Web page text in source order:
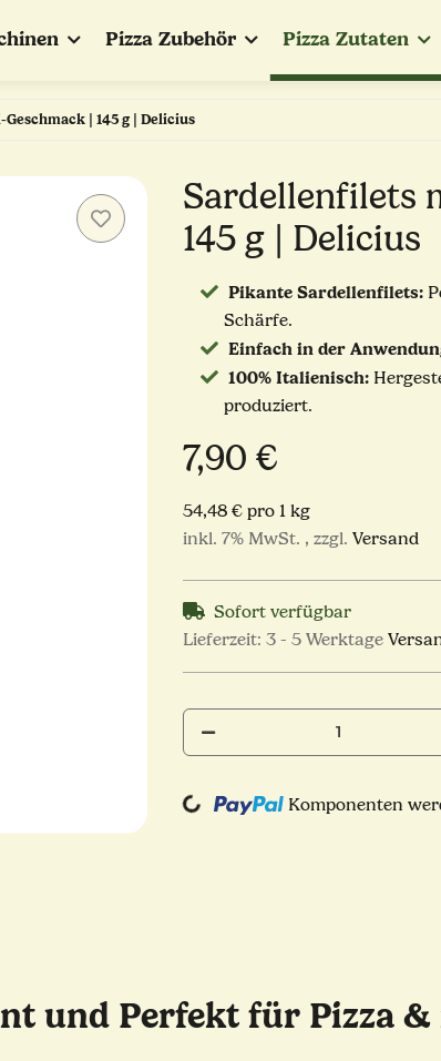
Pizza Zubehör Pizza Zutaten
| 145 g | Delicius
Sardellenfilets
145 g | Delicius
Pikante Sardellenfilets:
Schärfe.
Einfach in der
100% Italienisch:
produziert.
7,90 €
54,48 € pro 1 kg
inkl. 7% MwSt. , zzgl. Versand
Sofort verfügbar
Lieferzeit: 3 - 5 Werktage
Loading... Komponenten
und Perfekt für Pizza